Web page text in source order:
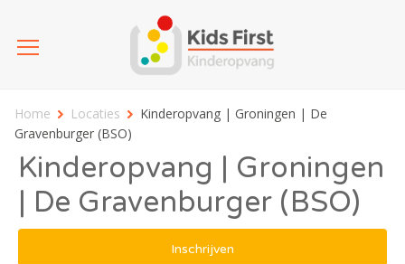
Home Locaties
Kinderopvang | Groningen | De
Gravenburger (BSO)
Kinderopvang | Groningen
| De Gravenburger (BSO)
Inschrijven